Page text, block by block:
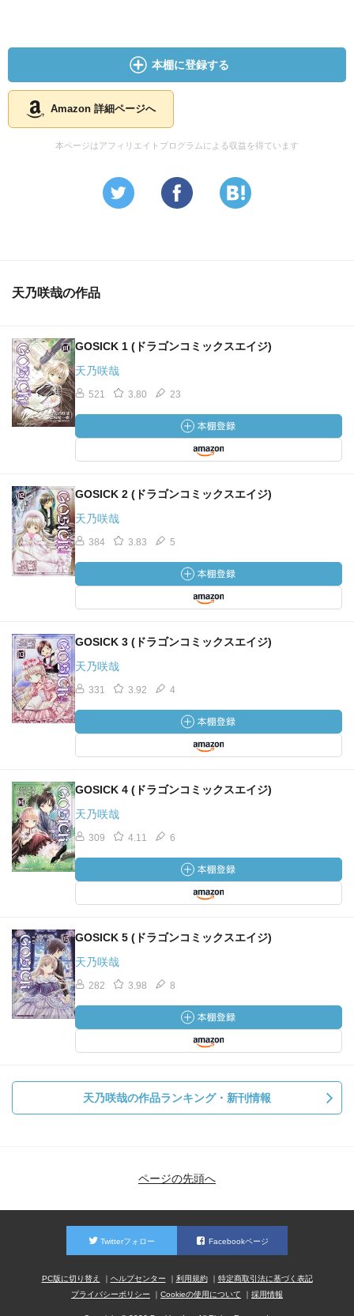
本棚に登録する
Amazon 詳細ページへ
本ページはアフィリエイトプログラムによる収益を得ています
天乃咲哉の作品
GOSICK 1 (ドラゴンコミックスエイジ)
天乃咲哉
521 3.80 23
GOSICK 2 (ドラゴンコミックスエイジ)
天乃咲哉
384 3.83 5
GOSICK 3 (ドラゴンコミックスエイジ)
天乃咲哉
331 3.92 4
GOSICK 4 (ドラゴンコミックスエイジ)
天乃咲哉
309 4.11 6
GOSICK 5 (ドラゴンコミックスエイジ)
天乃咲哉
282 3.98 8
天乃咲哉の作品ランキング・新刊情報
ページの先頭へ
Twitterフォロー Facebookページ
PC版に切り替え ヘルプセンター 利用規約
特定商取引法に基づく表記
プライバシーポリシー
Cookieの使用について 採用情報